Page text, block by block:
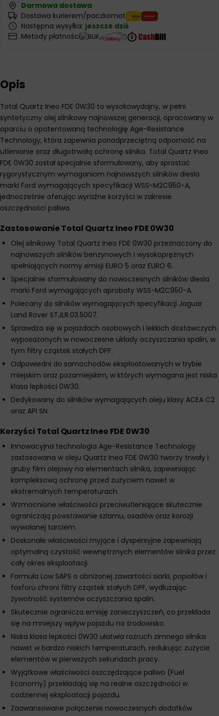
Darmowa dostawa
Dostawa kurierem/paczkomat
Następna wysyłka: jeszcze dziś
Metody płatności
Opis
Total Quartz Ineo FDE 0W30 to wysokowydajny, w pełni
syntetyczny olej silnikowy najnowszej generacji, opracowany w
oparciu o opatentowaną technologię Age-Resistance
Technology, która zapewnia ponadprzeciętną odporność na
utlenianie oraz długotrwałą ochronę silnika. Total Quartz Ineo
FDE 0W30 został specjalnie sformułowany, aby sprostać
rygorystycznym wymaganiom najnowszych silników diesla
marki Ford wymagających specyfikacji WSS-M2C950-A,
jednocześnie oferując wyraźne korzyści w zakresie
oszczędności paliwa.
Zastosowanie Total Quartz Ineo FDE 0W30
Olej silnikowy Total Quartz Ineo FDE 0W30 przeznaczony do
najnowszych silników benzynowych i wysokoprężnych
spełniających normy emisji EURO 5 oraz EURO 6.
Specjalnie sformułowany do nowoczesnych silników diesla
marki Ford wymagających aprobaty WSS-M2C950-A.
Polecany do silników wymagających specyfikacji Jaguar
Land Rover STJLR.03.5007.
Sprawdza się w pojazdach osobowych i lekkich dostawczych
wyposażonych w nowoczesne układy oczyszczania spalin, w
tym filtry cząstek stałych DPF.
Odpowiedni do samochodów eksploatowanych w trybie
miejskim oraz pozamiejskim, w których wymagana jest niska
klasa lepkości 0W30.
Dedykowany do silników wymagających oleju klasy ACEA C2
oraz API SN.
Korzyści Total Quartz Ineo FDE 0W30
Innowacyjna technologia Age-Resistance Technology
zastosowana w oleju Quartz Ineo FDE 0W30 tworzy trwały i
gruby film olejowy na elementach silnika, zapewniając
kompleksową ochronę przed zużyciem nawet w
ekstremalnych temperaturach.
Wzmocnione właściwości przeciwutleniające skutecznie
ograniczają powstawanie szlamu, osadów oraz korozji
wywołanej tarciem.
Doskonałe właściwości myjące i dyspersyjne zapewniają
optymalną czystość wewnętrznych elementów silnika przez
cały okres eksploatacji.
Formuła Low SAPS o obniżonej zawartości siarki, popiołów i
fosforu chroni filtry cząstek stałych DPF, wydłużając
żywotność systemów oczyszczania spalin.
Skutecznie ogranicza emisję zanieczyszczeń, co przekłada
się na mniejszy wpływ pojazdu na środowisko.
Niska klasa lepkości 0W30 ułatwia rozruch zimnego silnika
nawet w bardzo niskich temperaturach, redukując zużycie
elementów w pierwszych sekundach pracy.
Wyjątkowe właściwości oszczędzające paliwo (Fuel
Economy) przekładają się na realne oszczędności w
codziennej eksploatacji pojazdu.
Zaawansowane połączenie nowoczesnych dodatków